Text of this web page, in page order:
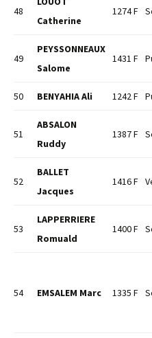
48
Catherine
1274 F
49
PEYSSONNEAUX
Salome
1431 F
50 BENYAHIA Ali 1242 F
51
ABSALON
Ruddy
1387 F
52
BALLET
Jacques
1416 F
53
LAPPERRIERE
Romuald
1400 F
54 EMSALEM Marc 1335 F